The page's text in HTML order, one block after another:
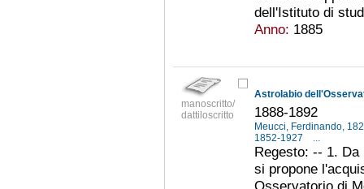
dell'Istituto di
Anno: 1885
manoscritto/
dattiloscritto
Astrolabio
1888-1892
Meucci, Ferdinando,
1852-1927
...
Regesto: -- 1. Da
si propone